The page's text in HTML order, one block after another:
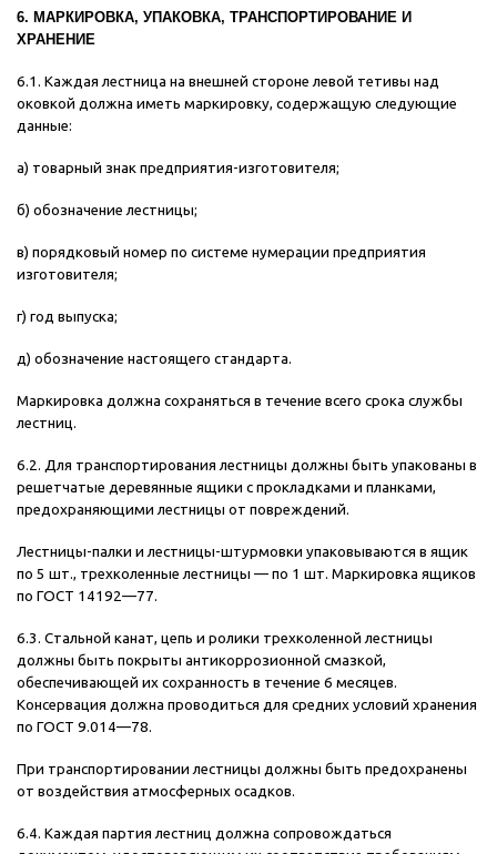
6. МАРКИРОВКА, УПАКОВКА, ТРАНСПОРТИРОВАНИЕ И
ХРАНЕНИЕ
6.1. Каждая лестница на внешней стороне левой тетивы над
оковкой должна иметь маркировку, содержащую следующие
данные:
а) товарный знак предприятия-изготовителя;
б) обозначение лестницы;
в) порядковый номер по системе нумерации предприятия
изготовителя;
г) год выпуска;
д) обозначение настоящего стандарта.
Маркировка должна сохраняться в течение всего срока службы
лестниц.
6.2. Для транспортирования лестницы должны быть упакованы в
решетчатые деревянные ящики с прокладками и планками,
предохраняющими лестницы от повреждений.
Лестницы-палки и лестницы-штурмовки упаковываются в ящик
по 5 шт., трехколенные лестницы — по 1 шт. Маркировка ящиков
по ГОСТ 14192—77.
6.3. Стальной канат, цепь и ролики трехколенной лестницы
должны быть покрыты антикоррозионной смазкой,
обеспечивающей их сохранность в течение 6 месяцев.
Консервация должна проводиться для средних условий хранения
по ГОСТ 9.014—78.
При транспортировании лестницы должны быть предохранены
от воздействия атмосферных осадков.
6.4. Каждая партия лестниц должна сопровождаться